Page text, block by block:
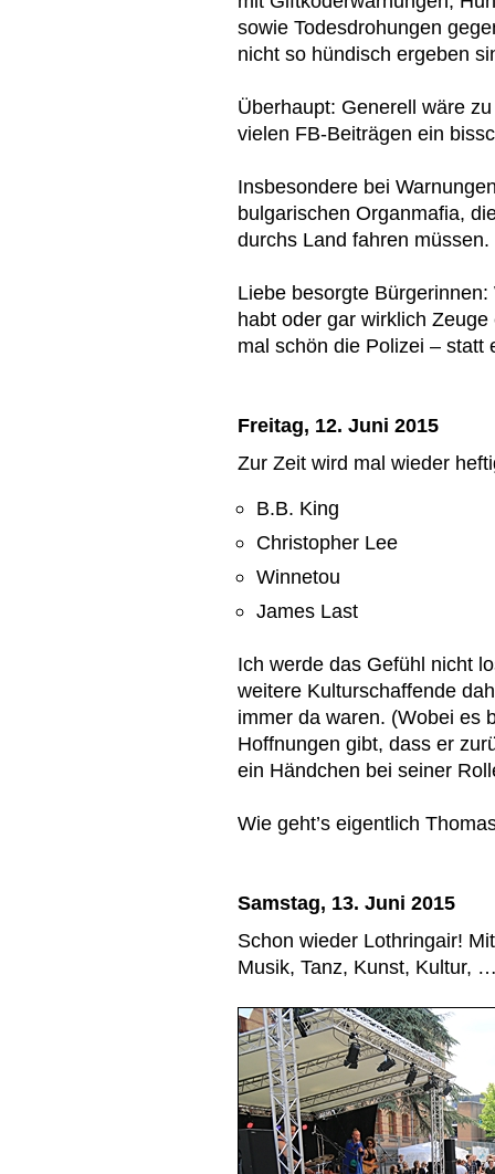
sowie Todesdrohungen
nicht so hündisch ergeben
Überhaupt: Generell wäre
vielen FB-Beiträgen ein
Insbesondere bei
bulgarischen Organmafia,
durchs Land fahren müssen.
Liebe besorgte
habt oder gar wirklich
mal schön die Polizei – statt
Freitag, 12. Juni 2015
Zur Zeit wird mal wieder
B.B. King
Christopher Lee
Winnetou
James Last
Ich werde das Gefühl nicht
weitere Kulturschaffende
immer da waren. (Wobei es
Hoffnungen gibt, dass er
ein Händchen bei seiner
Wie geht’s eigentlich
Samstag, 13. Juni 2015
Schon wieder Lothringair!
Musik, Tanz, Kunst, Kultur,